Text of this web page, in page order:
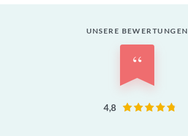
UNSERE BEWERTUNGEN
“
4,8